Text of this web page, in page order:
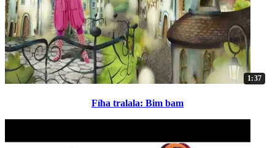
1:37
Fíha tralala: Bim bam